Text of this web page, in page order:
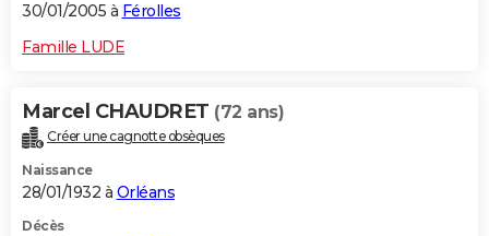
30/01/2005 à Férolles
Famille LUDE
Marcel CHAUDRET (72 ans)
Créer une cagnotte obsèques
Naissance
28/01/1932 à Orléans
Décès